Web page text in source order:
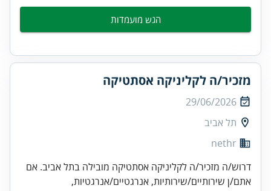
הגש מועמדות
מזכיר/ה לקליניקה אסתטיקה
29/06/2026
תל אביב
nethr
דרוש/ה מזכיר/ה לקליניקה אסתטיקה מובילה בתל אביב. אם
אתם/ן שירותיים/שירותיות, אנרגטיים/אנרגטיות,